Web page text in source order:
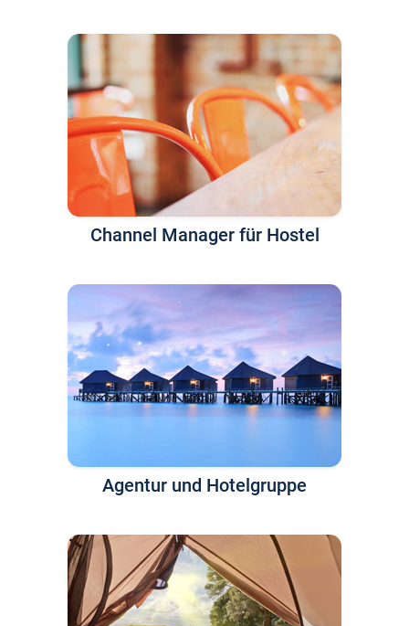
Channel Manager für Hostel
Agentur und Hotelgruppe